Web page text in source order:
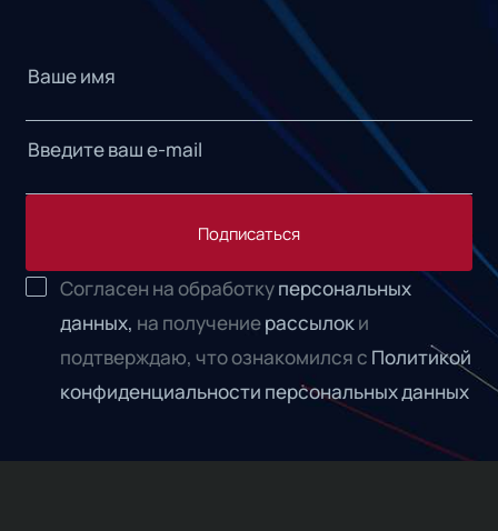
Подписаться
Согласен на обработкуперсональных
данных, на получениерассылоки
подтверждаю, что ознакомился с Политикой
конфиденциальности персональных данных